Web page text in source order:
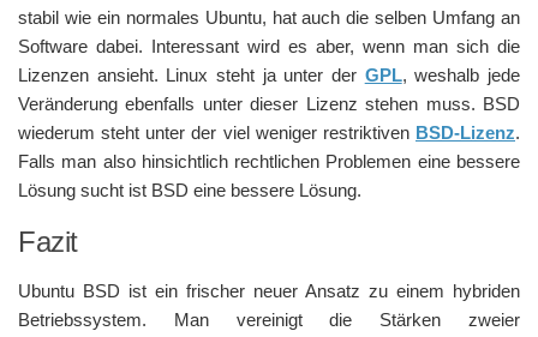
stabil wie ein normales Ubuntu, hat auch die selben Umfang an
Software dabei. Interessant wird es aber, wenn man sich die
Lizenzen ansieht. Linux steht ja unter der GPL, weshalb jede
Veränderung ebenfalls unter dieser Lizenz stehen muss. BSD
wiederum steht unter der viel weniger restriktiven BSD-Lizenz.
Falls man also hinsichtlich rechtlichen Problemen eine bessere
Lösung sucht ist BSD eine bessere Lösung.
Fazit
Ubuntu BSD ist ein frischer neuer Ansatz zu einem hybriden
Betriebssystem. Man vereinigt die Stärken zweier